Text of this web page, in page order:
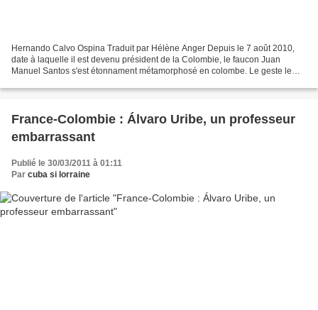
Hernando Calvo Ospina Traduit par Hélène Anger Depuis le 7 août 2010,
date à laquelle il est devenu président de la Colombie, le faucon Juan
Manuel Santos s'est étonnament métamorphosé en colombe. Le geste le
France-Colombie : Álvaro Uribe, un professeur
embarrassant
Publié le 30/03/2011 à 01:11
Par cuba si lorraine